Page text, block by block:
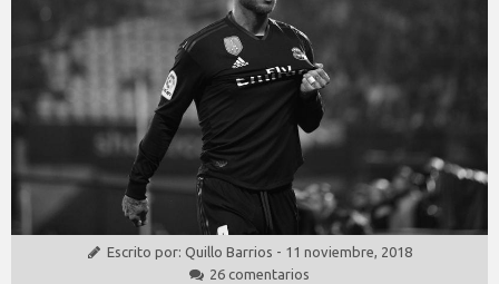
Escrito por: Quillo Barrios - 11 noviembre, 2018
26 comentarios